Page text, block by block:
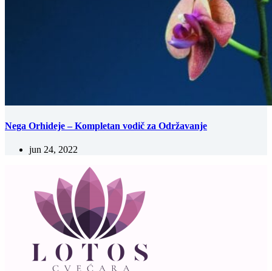
Nega Orhideje – Kompletan vodič za Održavanje
jun 24, 2022